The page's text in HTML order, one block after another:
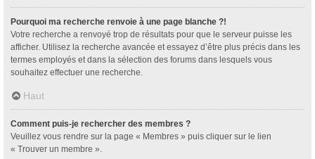
Pourquoi ma recherche renvoie à une page blanche ?!
Votre recherche a renvoyé trop de résultats pour que le serveur puisse les
afficher. Utilisez la recherche avancée et essayez d’être plus précis dans les
termes employés et dans la sélection des forums dans lesquels vous
souhaitez effectuer une recherche.
Haut
Comment puis-je rechercher des membres ?
Veuillez vous rendre sur la page « Membres » puis cliquer sur le lien
« Trouver un membre ».